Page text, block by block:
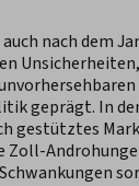
nach dem
geprägt. In
gestütztes